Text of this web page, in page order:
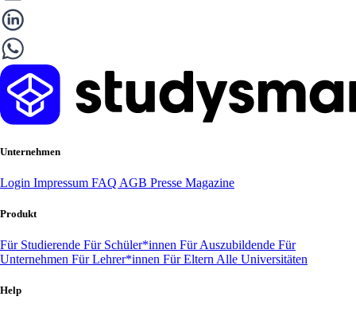
Unternehmen
Login Impressum FAQ AGB Presse Magazine
Produkt
Für Studierende Für Schüler*innen Für Auszubildende Für
Unternehmen Für Lehrer*innen Für Eltern Alle Universitäten
Help